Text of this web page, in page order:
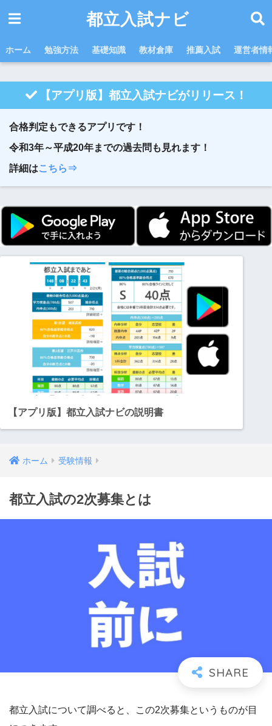
都立入試ナビ
ホーム 勉強方法 基礎知識 教材倉庫 推薦入試 運営者情
【アプリ版】都立入試ナビがリリース！
合格判定もできるアプリです！
令和3年～平成20年までの過去問も見れます！
詳細はこちら⇒
【アプリ版】都立入試ナビの説明書
ホーム 受験情報
都立入試の2次募集とは
都立入試について調べると、この2次募集というものが目